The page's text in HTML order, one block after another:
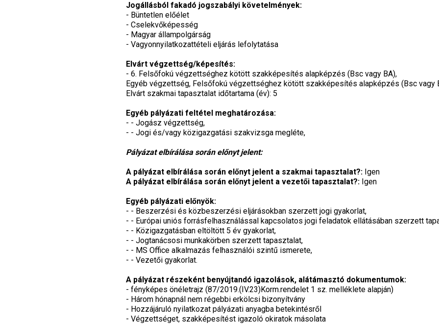
Jogállásból fakadó jogszabályi követelmények:
- Büntetlen előélet
- Cselekvőképesség
- Magyar állampolgárság
- Vagyonnyilatkozattételi eljárás lefolytatása
Elvárt végzettség/képesítés:
- 6. Felsőfokú végzettséghez kötött szakképesítés alapképzés (Bsc vagy BA),
Egyéb végzettség, Felsőfokú végzettséghez kötött szakképesítés alapképzés (Bsc vagy
Elvárt szakmai tapasztalat időtartama (év): 5
Egyéb pályázati feltétel meghatározása:
- - Jogász végzettség,
- - Jogi és/vagy közigazgatási szakvizsga megléte,
Pályázat elbírálása során előnyt jelent:
A pályázat elbírálása során előnyt jelent a szakmai tapasztalat?: Igen
A pályázat elbírálása során előnyt jelent a vezetői tapasztalat?: Igen
Egyéb pályázati előnyök:
- - Beszerzési és közbeszerzési eljárásokban szerzett jogi gyakorlat,
- - Európai uniós forrásfelhasználással kapcsolatos jogi feladatok ellátásában szerzett
- - Közigazgatásban eltöltött 5 év gyakorlat,
- - Jogtanácsosi munkakörben szerzett tapasztalat,
- - MS Office alkalmazás felhasználói szintű ismerete,
- - Vezetői gyakorlat.
A pályázat részeként benyújtandó igazolások, alátámasztó dokumentumok:
- fényképes önéletrajz (87/2019.(IV.23)Korm.rendelet 1 sz. melléklete alapján)
- Három hónapnál nem régebbi erkölcsi bizonyítvány
- Hozzájáruló nyilatkozat pályázati anyagba betekintésről
- Végzettséget, szakképesítést igazoló okiratok másolata